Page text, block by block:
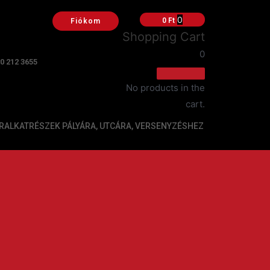
212 3655
Fiókom 0 Ft 0
Shopping Cart
0
No products in the
cart.
PÁLYÁRA, UTCÁRA, VERSENYZÉSHEZ